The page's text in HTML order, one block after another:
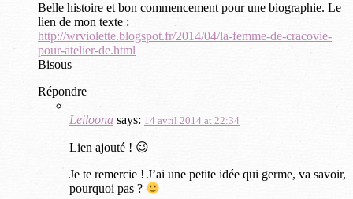
Belle histoire et bon commencement pour une biographie. Le
lien de mon texte :
http://wrviolette.blogspot.fr/2014/04/la-femme-de-cracovie-
pour-atelier-de.html
Bisous
Répondre
Leiloona says: 14 avril 2014 at 22:34
Lien ajouté ! 😉
Je te remercie ! J’ai une petite idée qui germe, va savoir,
pourquoi pas ?